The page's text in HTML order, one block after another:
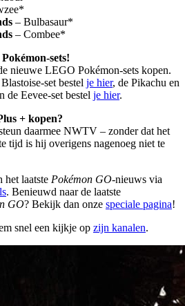
– Bulbasaur*
– Combee*
sets!
nieuwe LEGO Pokémon-sets kopen.
set bestel je hier, de Pikachu en
de Eevee-set bestel je hier.
+ kopen?
daarmee NWTV – zonder dat het
tijd is hij overigens nagenoeg niet te
laatste Pokémon GO-nieuws via
. Benieuwd naar de laatste
GO? Bekijk dan onze speciale pagina!
snel een kijkje op zijn kanalen.